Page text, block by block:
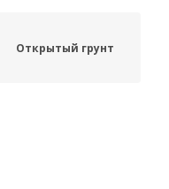
Открытый грунт